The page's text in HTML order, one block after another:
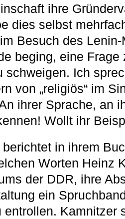
ihre
dies selbst
Besuch des
beging, eine Frage
schweigen. Ich
von „religiös“ im
ihrer Sprache, an
Wollt ihr
berichtet in ihrem
Worten Heinz
der DDR, ihre
ein
entrollen. Kamnitzer